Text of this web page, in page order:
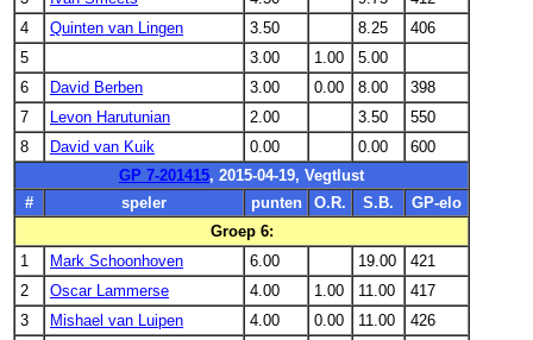
4
Quinten van Lingen 3.50 8.25
406
5
3.00 1.00
5.00
6
David Berben 3.00 0.00 8.00
398
7
Levon Harutunian 2.00 3.50
550
8
David van Kuik 0.00 0.00
600
GP 7-201415, 2015-04-19, Vegtlust
#
speler punten O.R. S.B.
GP-elo
Groep 6:
1
Mark Schoonhoven 6.00 19.00
421
2
Oscar Lammerse 4.00 1.00 11.00
417
3
Mishael van Luipen 4.00 0.00 11.00
426